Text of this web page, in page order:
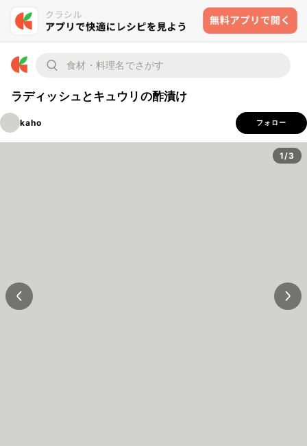
ラディッシュとキュウリの酢漬け
kaho フォロー
1/3